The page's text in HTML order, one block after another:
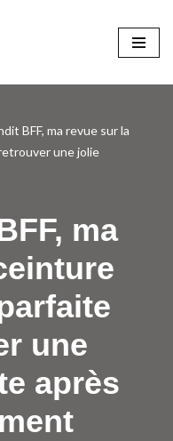
BFF, ma revue sur la
une jolie
ma
une
après